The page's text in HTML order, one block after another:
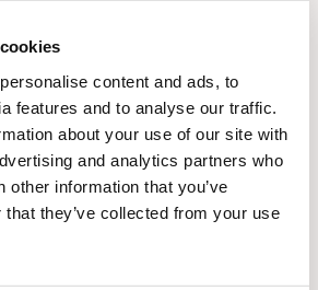
content and ads, to
features and to analyse our traffic.
about your use of our site with
and analytics partners who
other information that you’ve
they’ve collected from your use